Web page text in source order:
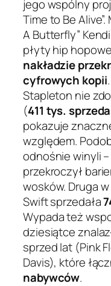
jego wspólny
Time to Be
A Butterfly”
płyty hip
nakładzie
cyfrowych kopii
Stapleton nie
(411 tys.
pokazuje
względem.
odnośnie winyli
przekroczył
wosków. Druga
Swift sprzedała
Wypada też
dziesiątce
sprzed lat (Pink
Davis), które
nabywców.